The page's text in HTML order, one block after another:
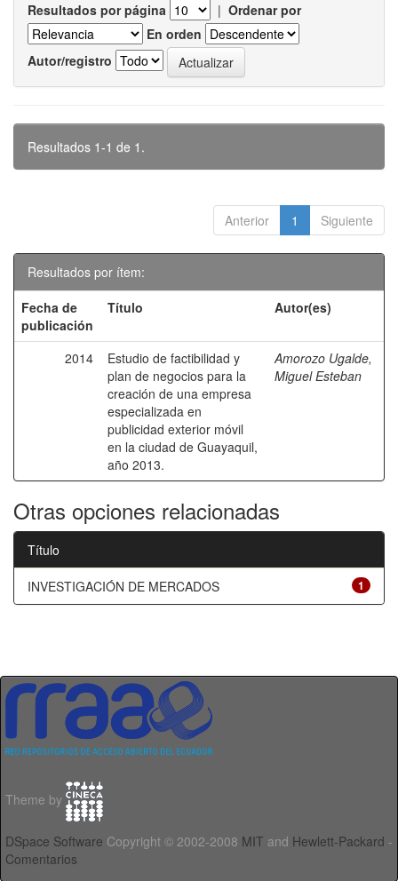
Resultados por página | Ordenar por
En orden
Autor/registro
Resultados 1-1 de 1.
Anterior 1 Siguiente
Resultados por ítem:
Fecha de
publicación
Título Autor(es)
2014
Estudio de factibilidad y
plan de negocios para la
creación de una empresa
especializada en
publicidad exterior móvil
en la ciudad de Guayaquil,
año 2013.
Amorozo Ugalde,
Miguel Esteban
Otras opciones relacionadas
Título
1
INVESTIGACIÓN DE MERCADOS
Theme by
DSpace Software Copyright © 2002-2008 MIT and Hewlett-Packard -
Comentarios